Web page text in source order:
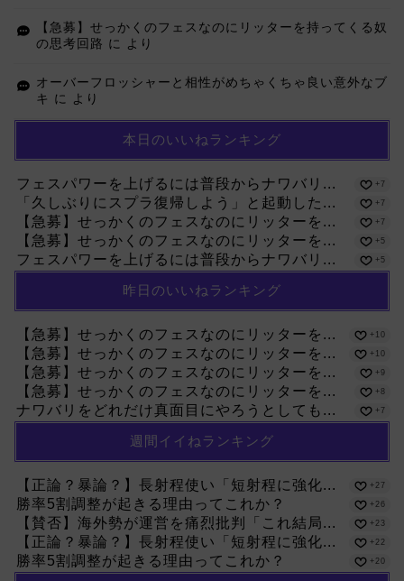
【急募】せっかくのフェスなのにリッターを持ってくる奴
の思考回路 に より
オーバーフロッシャーと相性がめちゃくちゃ良い意外なブ
キ に より
本日のいいねランキング
フェスパワーを上げるには普段からナワバリ... +7
「久しぶりにスプラ復帰しよう」と起動した... +7
【急募】せっかくのフェスなのにリッターを... +7
【急募】せっかくのフェスなのにリッターを... +5
フェスパワーを上げるには普段からナワバリ... +5
昨日のいいねランキング
【急募】せっかくのフェスなのにリッターを... +10
【急募】せっかくのフェスなのにリッターを... +10
【急募】せっかくのフェスなのにリッターを... +9
【急募】せっかくのフェスなのにリッターを... +8
ナワバリをどれだけ真面目にやろうとしても... +7
週間イイねランキング
【正論？暴論？】長射程使い「短射程に強化... +27
勝率5割調整が起きる理由ってこれか？ +26
【賛否】海外勢が運営を痛烈批判「これ結局... +23
【正論？暴論？】長射程使い「短射程に強化... +22
勝率5割調整が起きる理由ってこれか？ +20